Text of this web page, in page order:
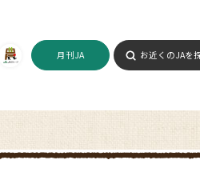
月刊JA お近くのJAを